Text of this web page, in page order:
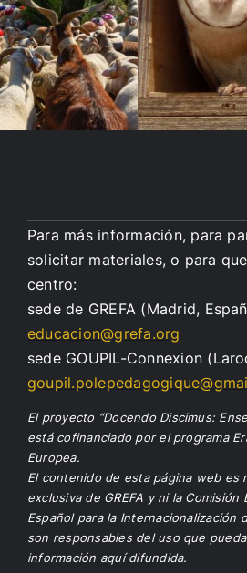
Para más información, para
solicitar materiales, o para
centro:
sede de GREFA (Madrid,
educacion@grefa.org
sede GOUPIL-Connexion
El proyecto “Docendo Discimus:
está cofinanciado por el programa
Europea.
El contenido de esta página web es
exclusiva de GREFA y ni la
Español para la Internacionalización
son responsables del uso que
información aquí difundida.